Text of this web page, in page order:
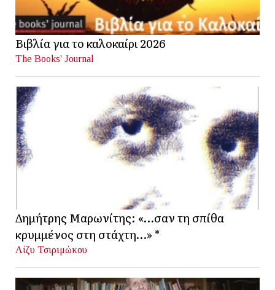
Βιβλία για το καλοκαίρι 2026
The Books' Journal
Δημήτρης Μαρωνίτης: «…σαν τη σπίθα
κρυμμένος στη στάχτη…» *
Λίζυ Τσιριμώκου